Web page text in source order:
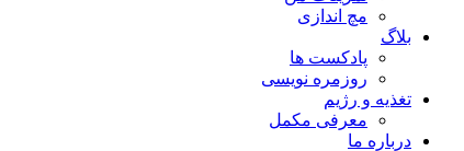
مچ اندازی
بلاگ
پادکست ها
روزمره نویسی
تغذیه و رژیم
معرفی مکمل
درباره ما